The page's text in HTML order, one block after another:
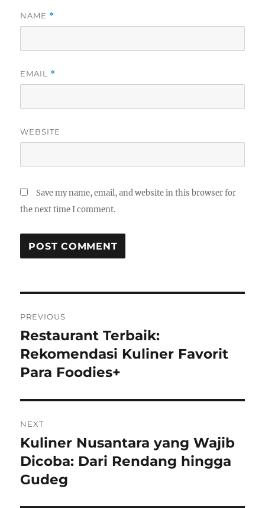
NAME *
EMAIL *
WEBSITE
Save my name, email, and website in this browser for
the next time I comment.
navigation
PREVIOUS
Previous
post:
Restaurant Terbaik:
Rekomendasi Kuliner Favorit
Para Foodies+
NEXT
Next
post:
Kuliner Nusantara yang Wajib
Dicoba: Dari Rendang hingga
Gudeg